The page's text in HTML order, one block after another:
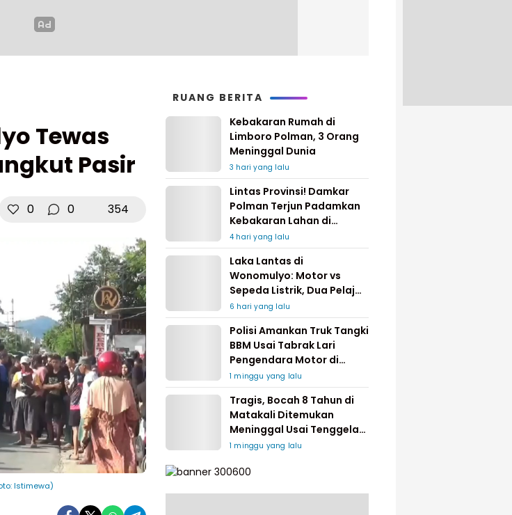
Tewas
Pasir
0 0 354
Istimewa)
RUANG BERITA
Kebakaran Rumah di
Limboro Polman, 3 Orang
Meninggal Dunia
3 hari yang lalu
Lintas Provinsi! Damkar
Polman Terjun Padamkan
Kebakaran Lahan di
Pinrang
4 hari yang lalu
Laka Lantas di
Wonomulyo: Motor vs
Sepeda Listrik, Dua Pelajar
Dilarikan ke Rumah Sakit
6 hari yang lalu
Polisi Amankan Truk Tangki
BBM Usai Tabrak Lari
Pengendara Motor di
Matakali
1 minggu yang lalu
Tragis, Bocah 8 Tahun di
Matakali Ditemukan
Meninggal Usai Tenggelam
di Sungai
1 minggu yang lalu